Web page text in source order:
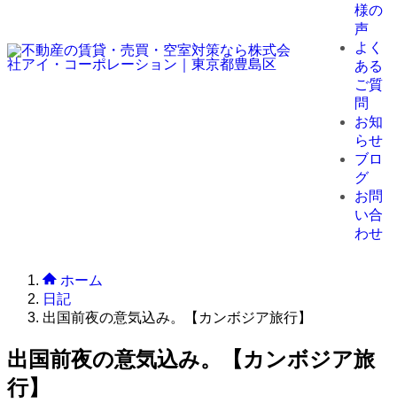
様の
声
よく
ある
ご質
問
お知
らせ
ブロ
グ
お問
い合
わせ
ホーム
日記
出国前夜の意気込み。【カンボジア旅行】
出国前夜の意気込み。【カンボジア旅
行】